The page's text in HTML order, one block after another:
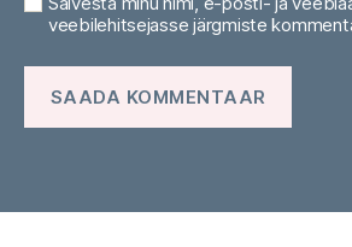
veebilehitsejasse järgmiste